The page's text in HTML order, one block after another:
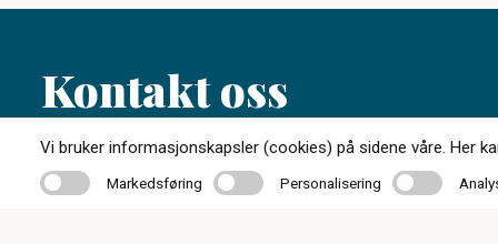
Kontakt oss
35 01 87 30
Vi bruker informasjonskapsler (cookies) på sidene våre. Her
MarkedsføringMarkedsføring PersonaliseringPersonalisering Analyse